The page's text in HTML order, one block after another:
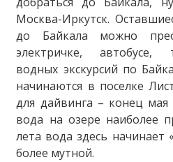
Москва-Иркутск.
до Байкала можно
электричке, автобусе,
водных экскурсий по
начинаются в поселке
для дайвинга – конец
вода на озере наиболее
лета вода здесь начинает
более мутной.